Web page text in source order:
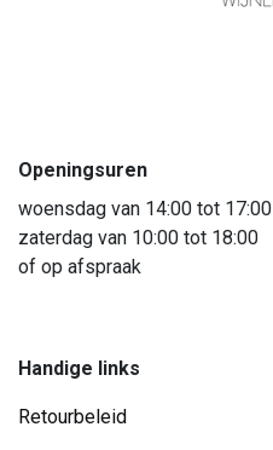
Openingsuren
woensdag van 14:00 tot 17:00
zaterdag van 10:00 tot 18:00
of op afspraak
Handige links
Retourbeleid